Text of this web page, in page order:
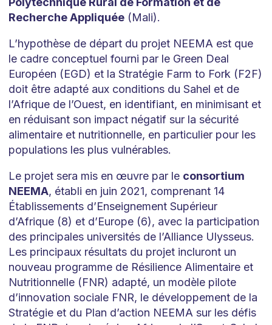
Recherche Appliquée(Mali).
L’hypothèse de départ du projet NEEMA est que
le cadre conceptuel fourni par le Green Deal
Européen (EGD) et la Stratégie Farm to Fork (F2F)
doit être adapté aux conditions du Sahel et de
l’Afrique de l’Ouest, en identifiant, en minimisant et
en réduisant son impact négatif sur la sécurité
alimentaire et nutritionnelle, en particulier pour les
populations les plus vulnérables.
Le projet sera mis en œuvre par le consortium
NEEMA, établi en juin 2021, comprenant 14
Établissements d’Enseignement Supérieur
d’Afrique (8) et d’Europe (6), avec la participation
des principales universités de l’Alliance Ulysseus.
Les principaux résultats du projet incluront un
nouveau programme de Résilience Alimentaire et
Nutritionnelle (FNR) adapté, un modèle pilote
d’innovation sociale FNR, le développement de la
Stratégie et du Plan d’action NEEMA sur les défis